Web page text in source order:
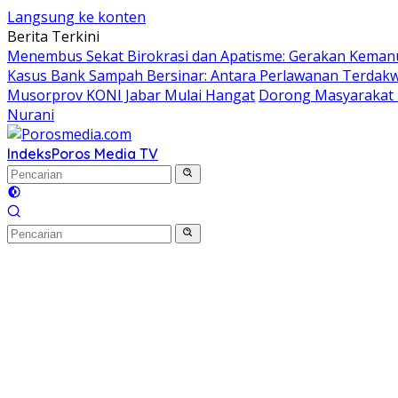
Langsung ke konten
Berita Terkini
Menembus Sekat Birokrasi dan Apatisme: Gerakan
Kasus Bank Sampah Bersinar: Antara Perlawanan
Musorprov KONI Jabar Mulai Hangat Dorong Masyarakat
Nurani
IndeksPoros Media TV